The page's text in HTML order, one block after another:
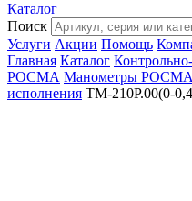
Каталог
Поиск
Услуги Акции Помощь
Главная Каталог
РОСМА Манометры РОСМА
исполнения ТМ-210Р.00(0-